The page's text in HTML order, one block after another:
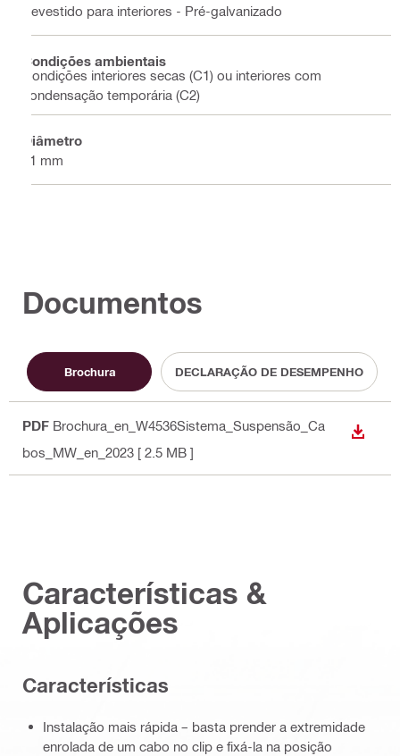
Revestido para interiores - Pré-galvanizado
Condições ambientais
Condições interiores secas (C1) ou interiores com
condensação temporária (C2)
Diâmetro
11 mm
Documentos
Brochura DECLARAÇÃO DE DESEMPENHO
PDF Brochura_en_W4536Sistema_Suspensão_Ca
bos_MW_en_2023 [ 2.5 MB ]
Características &
Aplicações
Características
Instalação mais rápida – basta prender a extremidade
enrolada de um cabo no clip e fixá-la na posição